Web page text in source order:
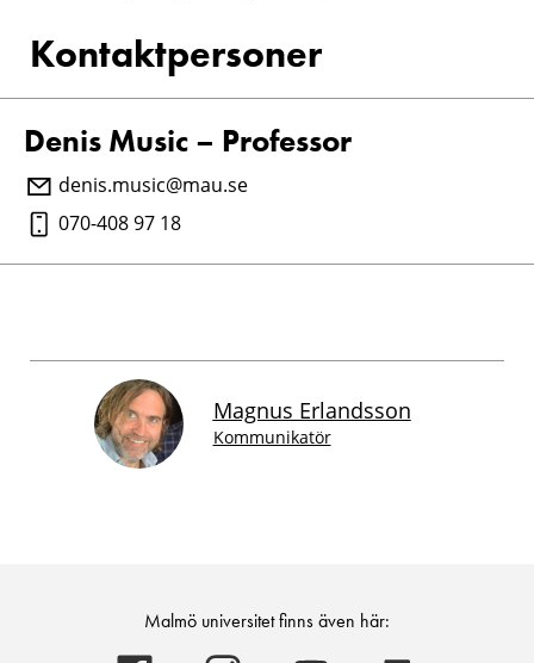
Kontaktpersoner
Denis Music – Professor
denis.music@mau.se
070-408 97 18
Magnus Erlandsson
Kommunikatör
Malmö universitet finns även här: